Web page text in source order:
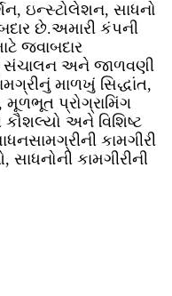
ઇન્સ્ટોલેશન, સાધનો
છે.અમારી કંપની
જવાબદાર
સંચાલન અને જાળવણી
માળખું સિદ્ધાંત,
મૂળભૂત પ્રોગ્રામિંગ
અને વિશિષ્ટ
કામગીરી
કામગીરીની